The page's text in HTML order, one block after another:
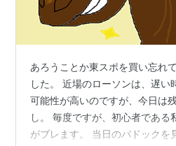
あろうことか東スポを買い忘れ
した。 近場のローソンは、遅い
可能性が高いのですが、今日は
し。 毎度ですが、初心者である
がブレます。 当日のパドックを